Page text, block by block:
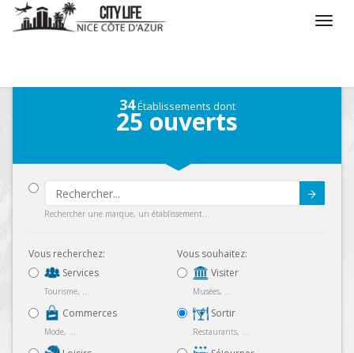
34Établissements dont
25 ouverts
Rechercher une marque, un établissement...
Vous recherchez:
Services
Tourisme, ...
Commerces
Mode, ...
Vous souhaitez:
Visiter
Musées, ...
Sortir
Restaurants, ...